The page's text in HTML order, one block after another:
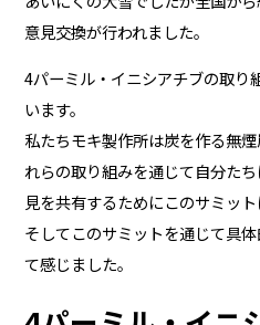
意見交換が行われました。
4パーミル・イニシアチブの取り
います。
私たちモキ製作所は炭を作る無
れらの取り組みを通じて自分た
見を共有するためにこのサミット
そしてこのサミットを通じて具
て感じました。